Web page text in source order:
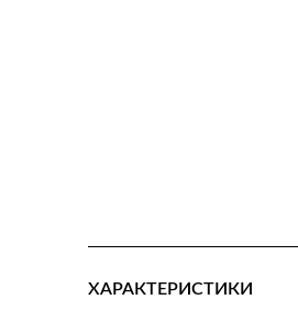
ХАРАКТЕРИСТИКИ